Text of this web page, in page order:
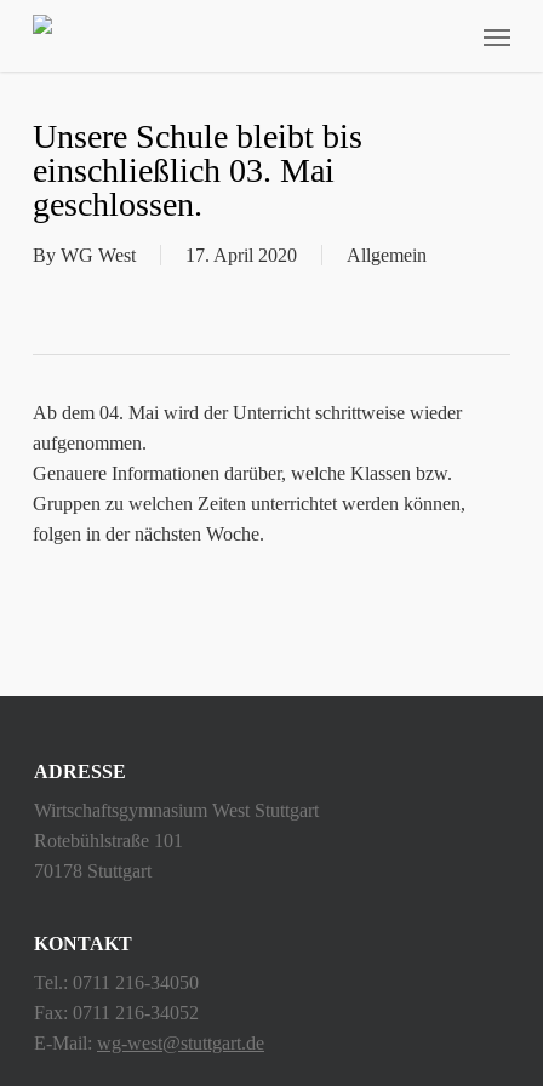
Skip
Unsere Schule bleibt bis
einschließlich 03. Mai
geschlossen.
By WG West 17. April 2020 Allgemein
Ab dem 04. Mai wird der Unterricht schrittweise wieder
aufgenommen.
Genauere Informationen darüber, welche Klassen bzw.
Gruppen zu welchen Zeiten unterrichtet werden können,
folgen in der nächsten Woche.
ADRESSE
Wirtschaftsgymnasium West Stuttgart
Rotebühlstraße 101
70178 Stuttgart
KONTAKT
Tel.: 0711 216-34050
Fax: 0711 216-34052
E-Mail: wg-west@stuttgart.de